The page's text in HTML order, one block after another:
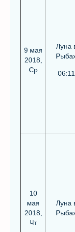
9 мая
2018,
Ср
Луна
06:11
10
мая
2018,
Чт
Луна